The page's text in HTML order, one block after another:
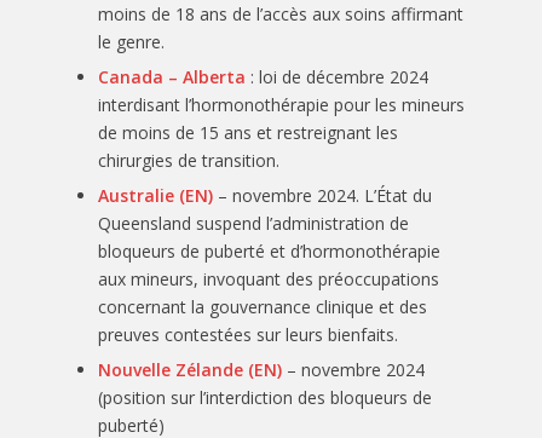
moins de 18 ans de l’accès aux soins affirmant
le genre.
Canada – Alberta : loi de décembre 2024
interdisant l’hormonothérapie pour les mineurs
de moins de 15 ans et restreignant les
chirurgies de transition.
Australie (EN) – novembre 2024. L’État du
Queensland suspend l’administration de
bloqueurs de puberté et d’hormonothérapie
aux mineurs, invoquant des préoccupations
concernant la gouvernance clinique et des
preuves contestées sur leurs bienfaits.
Nouvelle Zélande (EN) – novembre 2024
(position sur l’interdiction des bloqueurs de
puberté)